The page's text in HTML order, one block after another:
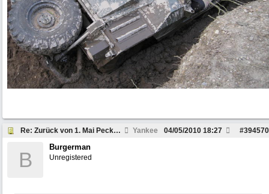
Re: Zurück von 1. Mai Peckfitz Yankee #394570
04/05/2010 18:27
B
Burgerman
Unregistered